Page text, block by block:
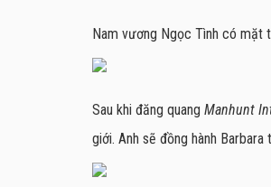
Nam vương Ngọc Tình có mặt
Sau khi đăng quang Manhunt
giới. Anh sẽ đồng hành